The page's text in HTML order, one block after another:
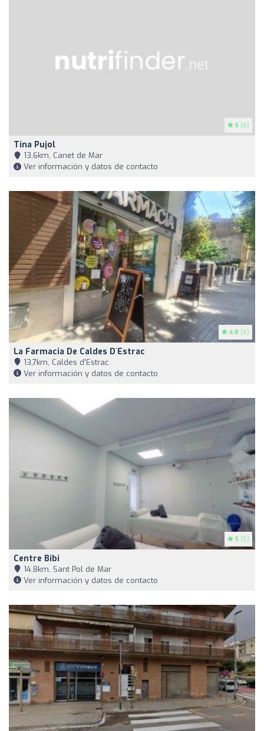
5 (6)
Tina Pujol
13,6km, Canet de Mar
Ver información y datos de contacto
4.8 (5)
La Farmacia De Caldes D´Estrac
13,7km, Caldes d'Estrac
Ver información y datos de contacto
5 (5)
Centre Bibi
14,8km, Sant Pol de Mar
Ver información y datos de contacto